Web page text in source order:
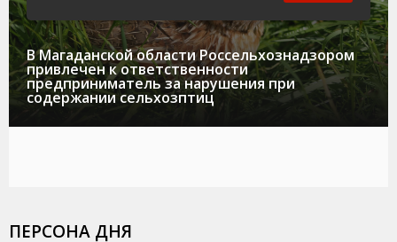
В Магаданской области Россельхознадзором
привлечен к ответственности
предприниматель за нарушения при
содержании сельхозптиц
ПЕРСОНА ДНЯ